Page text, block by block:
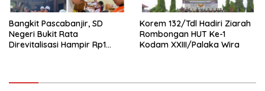
Bangkit Pascabanjir, SD
Negeri Bukit Rata
Direvitalisasi Hampir Rp1
Korem 132/Tdl Hadiri Ziarah
Rombongan HUT Ke-1
Kodam XXIII/Palaka Wira